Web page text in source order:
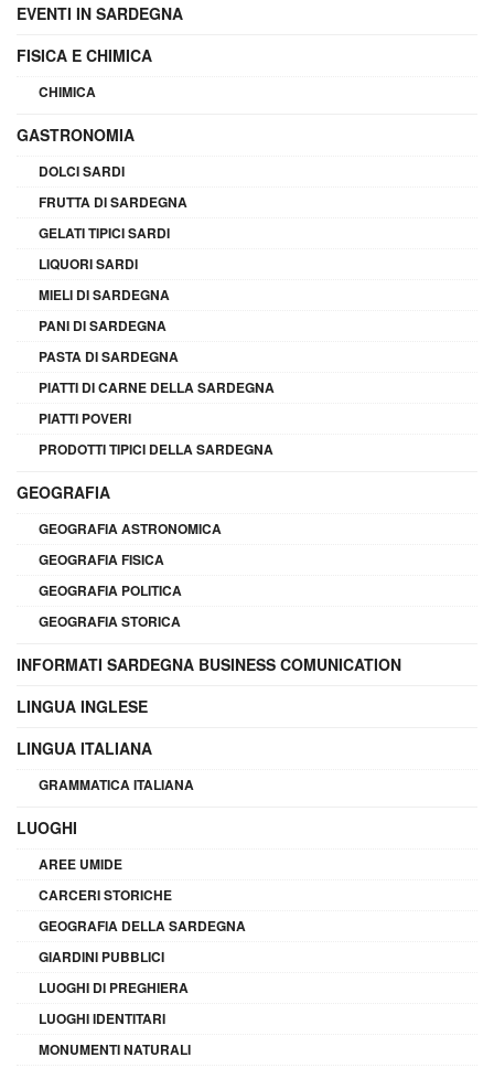
EVENTI IN SARDEGNA
FISICA E CHIMICA
CHIMICA
GASTRONOMIA
DOLCI SARDI
FRUTTA DI SARDEGNA
GELATI TIPICI SARDI
LIQUORI SARDI
MIELI DI SARDEGNA
PANI DI SARDEGNA
PASTA DI SARDEGNA
PIATTI DI CARNE DELLA SARDEGNA
PIATTI POVERI
PRODOTTI TIPICI DELLA SARDEGNA
GEOGRAFIA
GEOGRAFIA ASTRONOMICA
GEOGRAFIA FISICA
GEOGRAFIA POLITICA
GEOGRAFIA STORICA
INFORMATI SARDEGNA BUSINESS COMUNICATION
LINGUA INGLESE
LINGUA ITALIANA
GRAMMATICA ITALIANA
LUOGHI
AREE UMIDE
CARCERI STORICHE
GEOGRAFIA DELLA SARDEGNA
GIARDINI PUBBLICI
LUOGHI DI PREGHIERA
LUOGHI IDENTITARI
MONUMENTI NATURALI